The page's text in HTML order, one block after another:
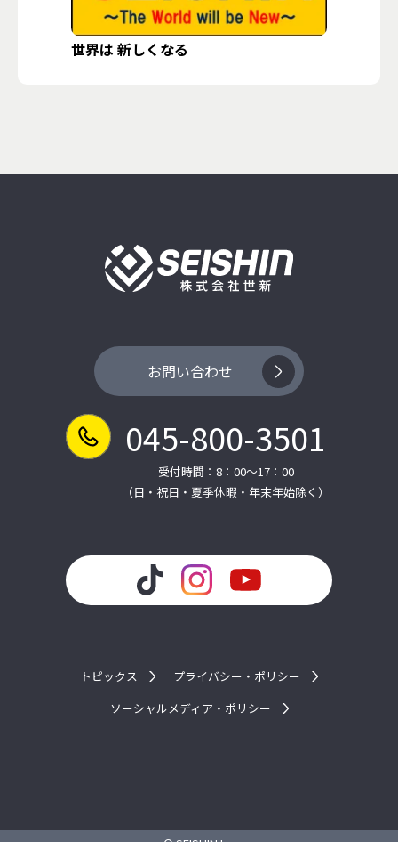
世界は 新しくなる
お問い合わせ
045-800-3501
受付時間：8：00～17：00
（日・祝日・夏季休暇・年末年始除く）
トピックス
プライバシー・ポリシー
ソーシャルメディア・ポリシー